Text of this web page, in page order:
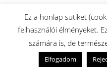
Copyright © 2026
Screenr parallax
Ez a honlap sütiket
felhasználói élményeket.
számára is, de
Elfogadom